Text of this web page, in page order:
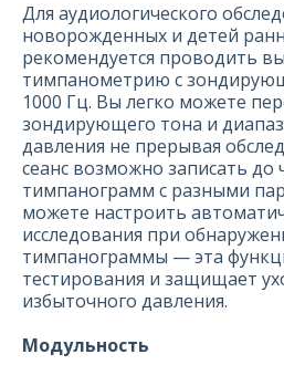
Для аудиологического
новорожденных и детей
рекомендуется проводить
тимпанометрию с
1000 Гц. Вы легко можете
зондирующего тона и
давления не прерывая
сеанс возможно записать до
тимпанограмм с разными
можете настроить
исследования при
тимпанограммы — эта
тестирования и защищает
избыточного давления.
Модульность